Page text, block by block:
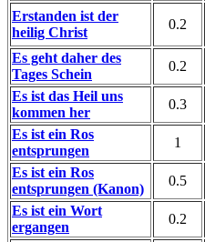
Erstanden ist der
heilig Christ
0.2
Es geht daher des
Tages Schein
0.2
Es ist das Heil uns
kommen her
0.3
Es ist ein Ros
entsprungen
1
Es ist ein Ros
entsprungen (Kanon)
0.5
Es ist ein Wort
ergangen
0.2